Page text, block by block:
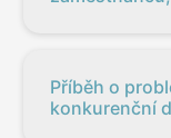
Příběh o
konkurenční